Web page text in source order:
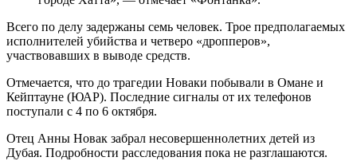
Всего по делу задержаны семь человек. Трое предполагаемых
исполнителей убийства и четверо «дропперов»,
участвовавших в выводе средств.
Отмечается, что до трагедии Новаки побывали в Омане и
Кейптауне (ЮАР). Последние сигналы от их телефонов
поступали с 4 по 6 октября.
Отец Анны Новак забрал несовершеннолетних детей из
Дубая. Подробности расследования пока не разглашаются.